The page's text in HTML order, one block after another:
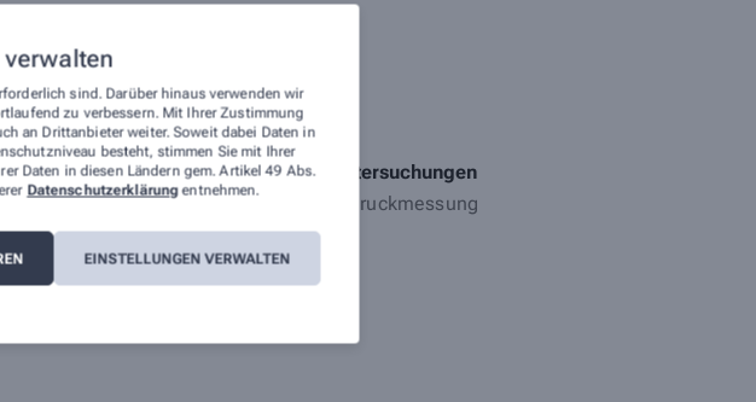
sind. Darüber hinaus verwenden wir
zu verbessern. Mit Ihrer Zustimmung
an Drittanbieter weiter. Soweit dabei Daten in
besteht, stimmen Sie mit Ihrer
Daten in diesen Ländern gem. Artikel 49 Abs.
Datenschutzerklärungentnehmen.
EINSTELLUNGEN VERWALTEN
Ihnen täglich zur Seite stehen.
Phytotherapie
mit der
Dirk Bettenworth
Blutuntersuchungen
Blutdruckmessung